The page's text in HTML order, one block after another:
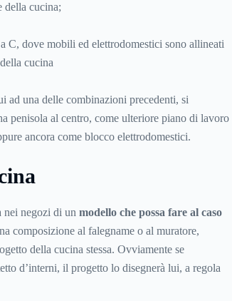
della cucina;
C, dove mobili ed elettrodomestici sono allineati
cucina
ad una delle combinazioni precedenti, si
penisola al centro, come ulteriore piano di lavoro
ancora come blocco elettrodomestici.
nei negozi di un modello che possa fare al caso
composizione al falegname o al muratore,
della cucina stessa. Ovviamente se
d’interni, il progetto lo disegnerà lui, a regola